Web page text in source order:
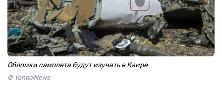
Обломки самолета будут изучать в Каире
© Yahoo!News